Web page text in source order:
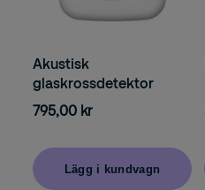
Akustisk
glaskrossdetektor
795,00 kr
Lägg i kundvagn